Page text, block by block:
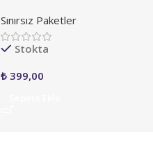
Sınırsız Paketler
Stokta
₺ 399,00